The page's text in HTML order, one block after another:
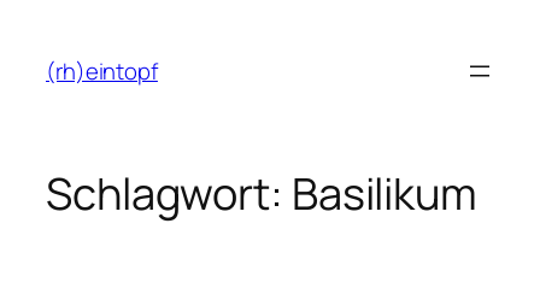
Inhalt
springen
(rh)eintopf
Schlagwort: Basilikum